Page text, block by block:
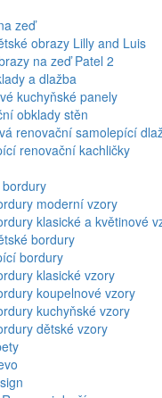
zeď
obrazy Lilly and Luis
na zeď Patel 2
a dlažba
kuchyňské panely
obklady stěn
renovační samolepící
renovační kachličky
bordury
moderní vzory
klasické a květinové
bordury
bordury
klasické vzory
koupelnové vzory
kuchyňské vzory
dětské vzory